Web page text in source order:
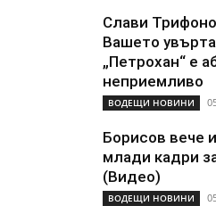
Слави
Вашето
„Петрохан“ е
неприемливо
ВОДЕЩИ НОВИНИ
Борисов вече
млади кадри
(Видео)
ВОДЕЩИ НОВИНИ